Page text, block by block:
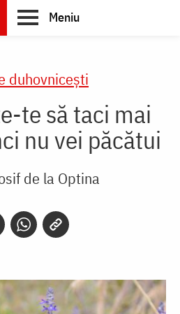
Meniu
duhovnicești
te să taci mai
nu vei păcătui
de la Optina